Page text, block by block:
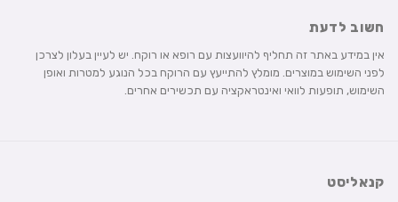
חשוב לדעת
אין במידע באתר זה תחליף להיוועצות עם רופא או רוקח. יש לעיין בעלון לצרכן
לפני השימוש במוצרים. מומלץ להתייעץ עם הרוקח בכל הנוגע למטרות ואופן
השימוש, תופעות לוואי ואינטראקציה עם תכשירים אחרים.
קנאליסט